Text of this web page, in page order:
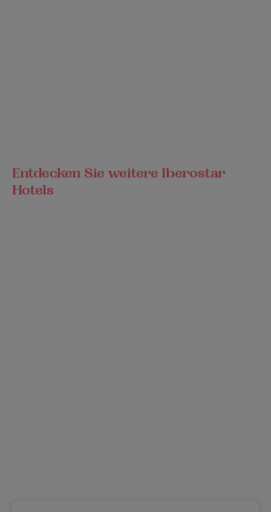
Entdecken Sie weitere Iberostar
Hotels